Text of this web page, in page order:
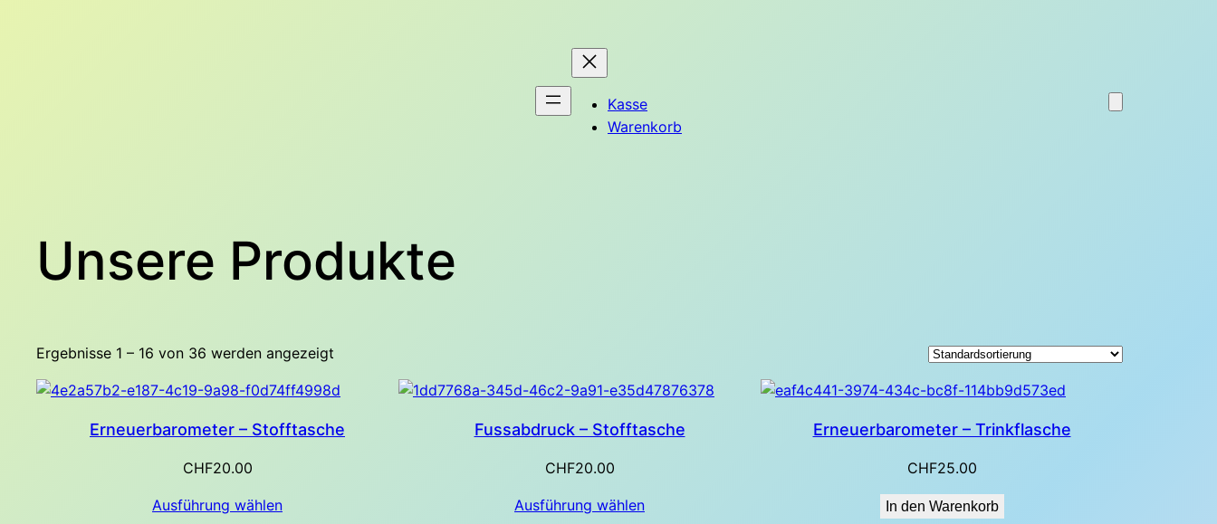
Kasse
Warenkorb
Unsere Produkte
Ergebnisse 1 – 16 von 36 werden angezeigt
Erneuerbarometer – Stofftasche
CHF20.00
Ausführung wählen
Fussabdruck – Stofftasche
CHF20.00
Ausführung wählen
Erneuerbarometer – Trinkflasche
CHF25.00
In den Warenkorb